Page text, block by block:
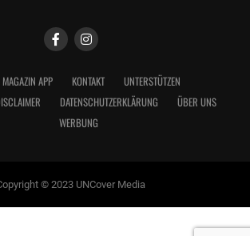
MAGAZIN APP KONTAKT
UNTERSTÜTZEN
DATENSCHUTZERKLÄRUNG
ÜBER UNS
WERBUNG
© 2023 UNCover Media